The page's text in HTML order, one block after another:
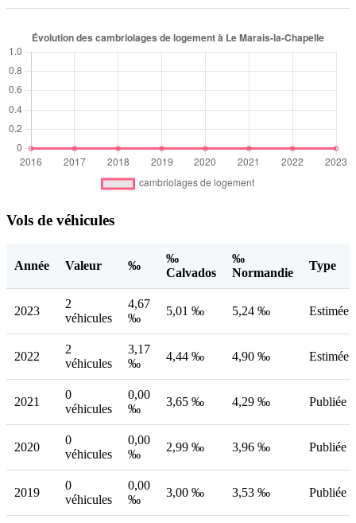
Vols de véhicules
Année Valeur ‰
‰
Calvados
‰
Normandie
Type
2023
2
véhicules
4,67
‰
5,01 ‰ 5,24 ‰ Estimée
2022
2
véhicules
3,17
‰
4,44 ‰ 4,90 ‰ Estimée
2021
0
véhicules
0,00
‰
3,65 ‰ 4,29 ‰ Publiée
2020
0
véhicules
0,00
‰
2,99 ‰ 3,96 ‰ Publiée
2019
0
véhicules
0,00
‰
3,00 ‰ 3,53 ‰ Publiée